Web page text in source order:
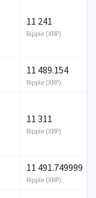
11 241
Ripple (XRP)
11 489.154
Ripple (XRP)
11 311
Ripple (XRP)
11 491.749999
Ripple (XRP)